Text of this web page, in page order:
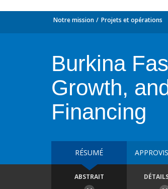
Notre mission Projets et opérations
Burkina
Growth,
Financing
RÉSUMÉ
ABSTRAIT